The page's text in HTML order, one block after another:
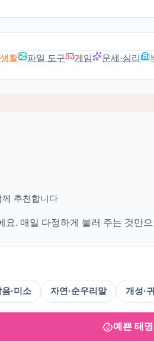
생활 파일 도구 게임 운세·심리
추천합니다
. 매일 다정하게 불러 주는 것만
음·미소 자연·순우리말 개성·
예쁜 태